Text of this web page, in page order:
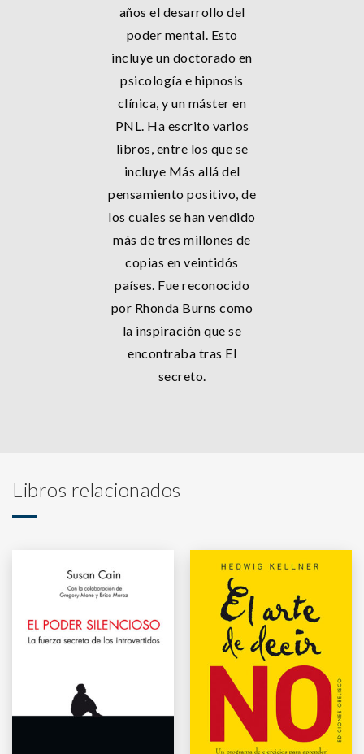
años el desarrollo del
poder mental. Esto
incluye un doctorado en
psicología e hipnosis
clínica, y un máster en
PNL. Ha escrito varios
libros, entre los que se
incluye Más allá del
pensamiento positivo, de
los cuales se han vendido
más de tres millones de
copias en veintidós
países. Fue reconocido
por Rhonda Burns como
la inspiración que se
encontraba tras El
secreto.
Libros relacionados